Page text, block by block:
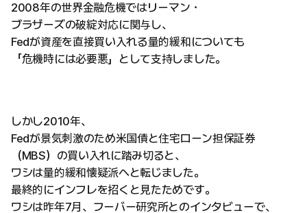
2008年の世界金融危機ではリーマン・
ブラザーズの破綻対応に関与し、
Fedが資産を直接買い入れる量的緩和についても
「危機時には必要悪」として支持しました。
しかし2010年、
Fedが景気刺激のため米国債と住宅ローン担保証券
（MBS）の買い入れに踏み切ると、
ワシは量的緩和懐疑派へと転じました。
最終的にインフレを招くと見たためです。
ワシは昨年7月、フーバー研究所とのインタビューで、